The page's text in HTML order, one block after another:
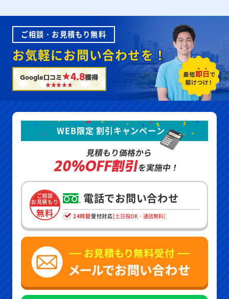
ご相談・お見積もり無料
お気軽にお問い合わせを！
Google口コミ★4.8獲得
WEB限定 割引キャンペーン
見積もり価格から
20%OFF割引を実施中！
ご相談
お見積もり
無料
電話でお問い合わせ
24時間受付対応[土日祝OK・通話無料]